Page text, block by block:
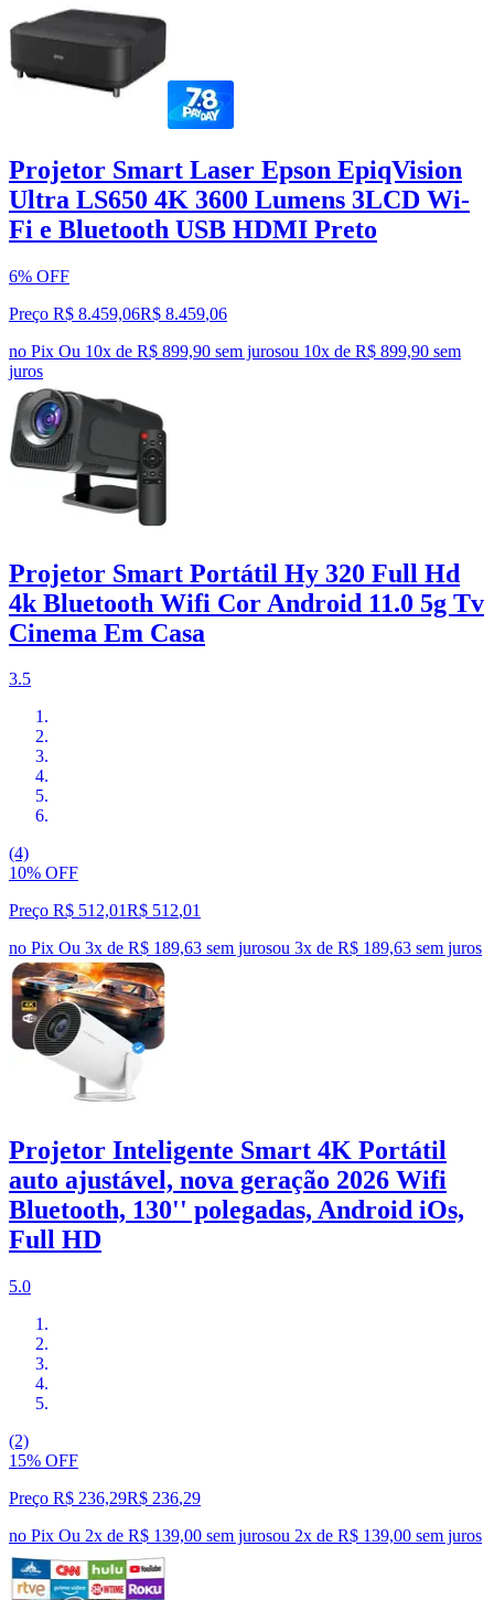
Projetor Smart Laser Epson EpiqVision
Ultra LS650 4K 3600 Lumens 3LCD Wi-
Fi e Bluetooth USB HDMI Preto
6% OFF
Preço R$ 8.459,06R$ 8.459,06
no Pix Ou 10x de R$ 899,90 sem jurosou 10x de R$ 899,90 sem
juros
Projetor Smart Portátil Hy 320 Full Hd
4k Bluetooth Wifi Cor Android 11.0 5g Tv
Cinema Em Casa
3.5
(4)
10% OFF
Preço R$ 512,01R$ 512,01
no Pix Ou 3x de R$ 189,63 sem jurosou 3x de R$ 189,63 sem juros
Projetor Inteligente Smart 4K Portátil
auto ajustável, nova geração 2026 Wifi
Bluetooth, 130'' polegadas, Android iOs,
Full HD
5.0
(2)
15% OFF
Preço R$ 236,29R$ 236,29
no Pix Ou 2x de R$ 139,00 sem jurosou 2x de R$ 139,00 sem juros